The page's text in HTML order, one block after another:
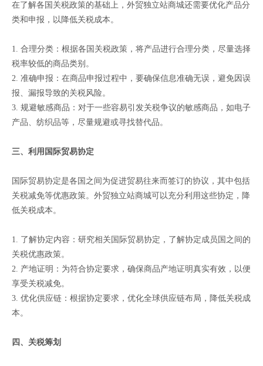
在了解各国关税政策的基础上，外贸独立站商城还需要优化产品分
类和申报，以降低关税成本。
1. 合理分类：根据各国关税政策，将产品进行合理分类，尽量选择
税率较低的商品类别。
2. 准确申报：在商品申报过程中，要确保信息准确无误，避免因误
报、漏报导致的关税风险。
3. 规避敏感商品：对于一些容易引发关税争议的敏感商品，如电子
产品、纺织品等，尽量规避或寻找替代品。
三、利用国际贸易协定
国际贸易协定是各国之间为促进贸易往来而签订的协议，其中包括
关税减免等优惠政策。外贸独立站商城可以充分利用这些协定，降
低关税成本。
1. 了解协定内容：研究相关国际贸易协定，了解协定成员国之间的
关税优惠政策。
2. 产地证明：为符合协定要求，确保商品产地证明真实有效，以便
享受关税减免。
3. 优化供应链：根据协定要求，优化全球供应链布局，降低关税成
本。
四、关税筹划